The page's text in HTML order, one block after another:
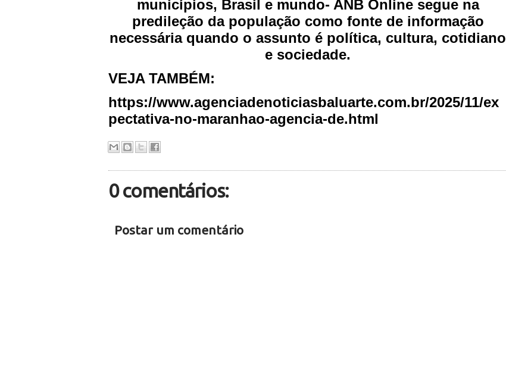
municípios, Brasil e mundo- ANB Online segue na
predileção da população como fonte de informação
necessária quando o assunto é política, cultura, cotidiano
e sociedade.
VEJA TAMBÉM:
https://www.agenciadenoticiasbaluarte.com.br/2025/11/ex
pectativa-no-maranhao-agencia-de.html
0 comentários:
Postar um comentário